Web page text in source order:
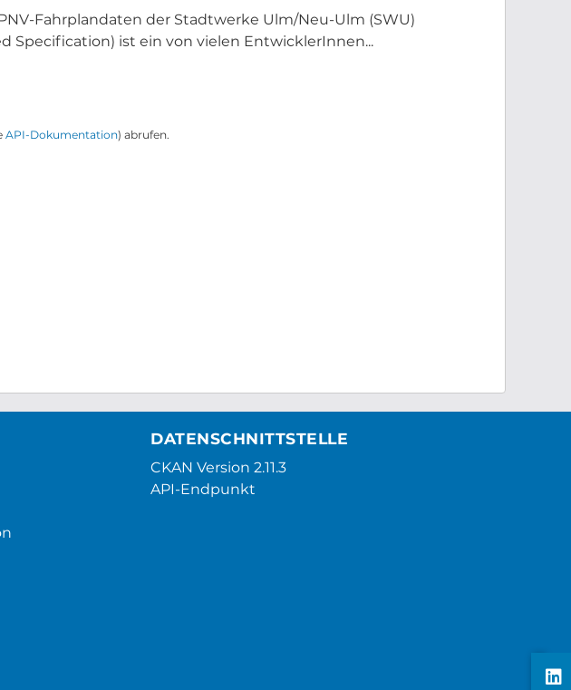
Fahrplandaten der Stadtwerke Ulm/Neu-Ulm (SWU)
Specification) ist ein von vielen EntwicklerInnen...
API-Dokumentation) abrufen.
DATENSCHNITTSTELLE
CKAN Version 2.11.3
API-Endpunkt